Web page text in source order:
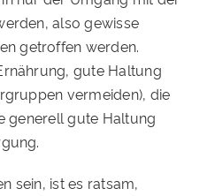
also gewisse
getroffen werden.
gute Haltung
vermeiden), die
generell gute Haltung
sein, ist es ratsam,